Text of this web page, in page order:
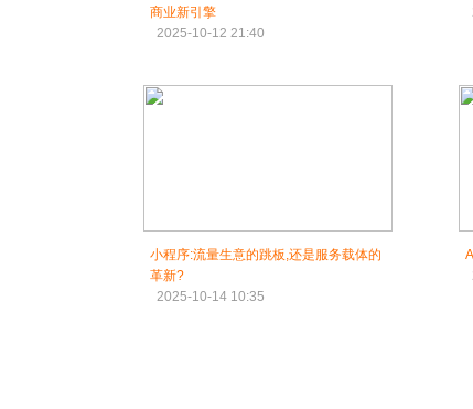
商业新引擎
2025-10-12 21:40
小程序:流量生意的跳板,还是服务载体的
革新?
2025-10-14 10:35